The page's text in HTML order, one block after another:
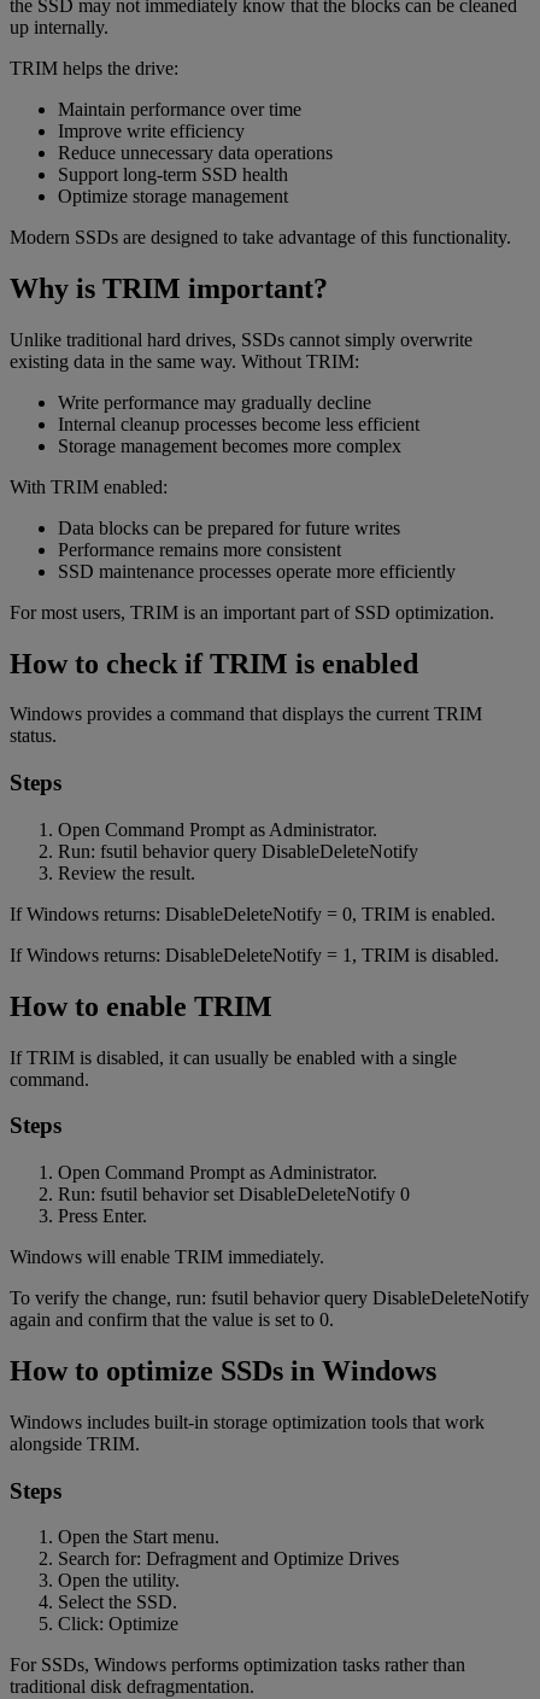
the SSD may not immediately know that the blocks can be cleaned
up internally.
TRIM helps the drive:
Maintain performance over time
Improve write efficiency
Reduce unnecessary data operations
Support long-term SSD health
Optimize storage management
Modern SSDs are designed to take advantage of this functionality.
Why is TRIM important?
Unlike traditional hard drives, SSDs cannot simply overwrite
existing data in the same way. Without TRIM:
Write performance may gradually decline
Internal cleanup processes become less efficient
Storage management becomes more complex
With TRIM enabled:
Data blocks can be prepared for future writes
Performance remains more consistent
SSD maintenance processes operate more efficiently
For most users, TRIM is an important part of SSD optimization.
How to check if TRIM is enabled
Windows provides a command that displays the current TRIM
status.
Steps
Open Command Prompt as Administrator.
Run: fsutil behavior query DisableDeleteNotify
Review the result.
If Windows returns: DisableDeleteNotify = 0, TRIM is enabled.
If Windows returns: DisableDeleteNotify = 1, TRIM is disabled.
How to enable TRIM
If TRIM is disabled, it can usually be enabled with a single
command.
Steps
Open Command Prompt as Administrator.
Run: fsutil behavior set DisableDeleteNotify 0
Press Enter.
Windows will enable TRIM immediately.
To verify the change, run: fsutil behavior query DisableDeleteNotify
again and confirm that the value is set to 0.
How to optimize SSDs in Windows
Windows includes built-in storage optimization tools that work
alongside TRIM.
Steps
Open the Start menu.
Search for: Defragment and Optimize Drives
Open the utility.
Select the SSD.
Click: Optimize
For SSDs, Windows performs optimization tasks rather than
traditional disk defragmentation.